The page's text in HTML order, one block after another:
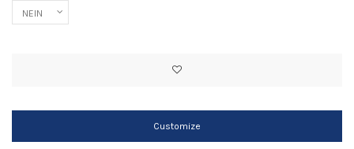
Customize